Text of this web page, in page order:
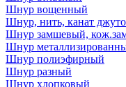
Шнур вощенный
Шнур, нить, канат
Шнур замшевый,
Шнур
Шнур полиэфирный
Шнур разный
Шнур хлопковый